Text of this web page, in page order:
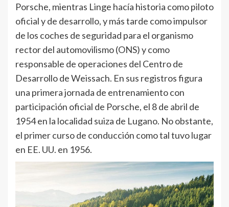
Porsche, mientras Linge hacía historia como piloto
oficial y de desarrollo, y más tarde como impulsor
de los coches de seguridad para el organismo
rector del automovilismo (ONS) y como
responsable de operaciones del Centro de
Desarrollo de Weissach. En sus registros figura
una primera jornada de entrenamiento con
participación oficial de Porsche, el 8 de abril de
1954 en la localidad suiza de Lugano. No obstante,
el primer curso de conducción como tal tuvo lugar
en EE. UU. en 1956.